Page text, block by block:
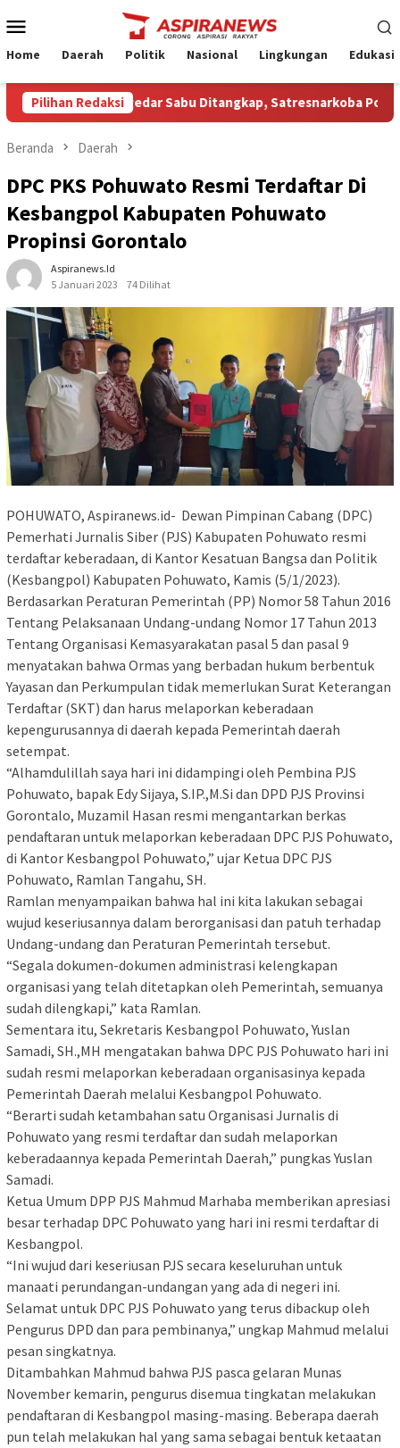
ke
Mobile
Home Daerah Politik Nasional Lingkungan Edukasi
Pilihan Redaksi
Terduga Pengedar Sabu Ditangkap, Satresnarkoba Polres
Beranda Daerah
DPC PKS Pohuwato Resmi Terdaftar Di
Kesbangpol Kabupaten Pohuwato
Propinsi Gorontalo
Aspiranews.id
5 Januari 2023
74 Dilihat
POHUWATO, Aspiranews.id- Dewan Pimpinan Cabang (DPC)
Pemerhati Jurnalis Siber (PJS) Kabupaten Pohuwato resmi
terdaftar keberadaan, di Kantor Kesatuan Bangsa dan Politik
(Kesbangpol) Kabupaten Pohuwato, Kamis (5/1/2023).
Berdasarkan Peraturan Pemerintah (PP) Nomor 58 Tahun 2016
Tentang Pelaksanaan Undang-undang Nomor 17 Tahun 2013
Tentang Organisasi Kemasyarakatan pasal 5 dan pasal 9
menyatakan bahwa Ormas yang berbadan hukum berbentuk
Yayasan dan Perkumpulan tidak memerlukan Surat Keterangan
Terdaftar (SKT) dan harus melaporkan keberadaan
kepengurusannya di daerah kepada Pemerintah daerah
setempat.
“Alhamdulillah saya hari ini didampingi oleh Pembina PJS
Pohuwato, bapak Edy Sijaya, S.IP.,M.Si dan DPD PJS Provinsi
Gorontalo, Muzamil Hasan resmi mengantarkan berkas
pendaftaran untuk melaporkan keberadaan DPC PJS Pohuwato,
di Kantor Kesbangpol Pohuwato,” ujar Ketua DPC PJS
Pohuwato, Ramlan Tangahu, SH.
Ramlan menyampaikan bahwa hal ini kita lakukan sebagai
wujud keseriusannya dalam berorganisasi dan patuh terhadap
Undang-undang dan Peraturan Pemerintah tersebut.
“Segala dokumen-dokumen administrasi kelengkapan
organisasi yang telah ditetapkan oleh Pemerintah, semuanya
sudah dilengkapi,” kata Ramlan.
Sementara itu, Sekretaris Kesbangpol Pohuwato, Yuslan
Samadi, SH.,MH mengatakan bahwa DPC PJS Pohuwato hari ini
sudah resmi melaporkan keberadaan organisasinya kepada
Pemerintah Daerah melalui Kesbangpol Pohuwato.
“Berarti sudah ketambahan satu Organisasi Jurnalis di
Pohuwato yang resmi terdaftar dan sudah melaporkan
keberadaannya kepada Pemerintah Daerah,” pungkas Yuslan
Samadi.
Ketua Umum DPP PJS Mahmud Marhaba memberikan apresiasi
besar terhadap DPC Pohuwato yang hari ini resmi terdaftar di
Kesbangpol.
“Ini wujud dari keseriusan PJS secara keseluruhan untuk
manaati perundangan-undangan yang ada di negeri ini.
Selamat untuk DPC PJS Pohuwato yang terus dibackup oleh
Pengurus DPD dan para pembinanya,” ungkap Mahmud melalui
pesan singkatnya.
Ditambahkan Mahmud bahwa PJS pasca gelaran Munas
November kemarin, pengurus disemua tingkatan melakukan
pendaftaran di Kesbangpol masing-masing. Beberapa daerah
pun telah melakukan hal yang sama sebagai bentuk ketaatan